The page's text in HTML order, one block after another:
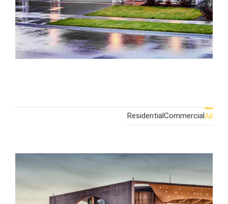
All
Commercial
Residential